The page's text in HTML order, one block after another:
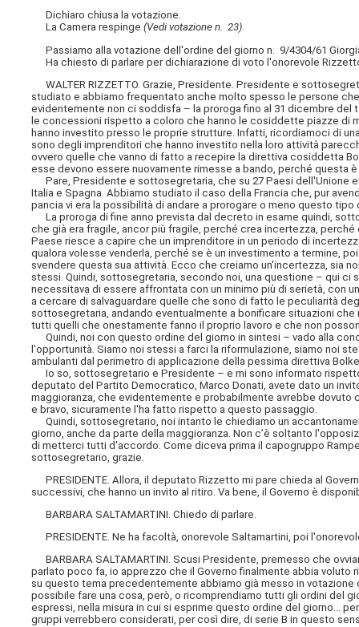
Dichiaro chiusa la votazione.
La Camera respinge(Vedi votazione n. 23).
Passiamo alla votazione dell'ordine del giorno n. 9/4304/61
Ha chiesto di parlare per dichiarazione di voto l'onorevole
WALTER RIZZETTO. Grazie, Presidente. Presidente e
studiato e abbiamo frequentato anche molto spesso le persone
evidentemente non ci soddisfa – la proroga fino al 31 dicembre
le concessioni rispetto a coloro che hanno le cosiddette piazze di
hanno investito presso le proprie strutture. Infatti, ricordiamoci di
sono degli imprenditori che hanno investito nella loro attività
ovvero quelle che vanno di fatto a recepire la direttiva cosiddetta
esse devono essere nuovamente rimesse a bando, perché questa
Pare, Presidente e sottosegretaria, che su 27 Paesi dell'Unione
Italia e Spagna. Abbiamo studiato il caso della Francia che, pur
pancia vi era la possibilità di andare a prorogare o meno questo
La proroga di fine anno prevista dal decreto in esame quindi,
che già era fragile, ancor più fragile, perché crea incertezza,
Paese riesce a capire che un imprenditore in un periodo di
qualora volesse venderla, perché se è un investimento a termine,
svendere questa sua attività. Ecco che creiamo un'incertezza, sia
stessi. Quindi, sottosegretaria, secondo noi, una questione – qui
necessitava di essere affrontata con un minimo più di serietà, con
a cercare di salvaguardare quelle che sono di fatto le peculiarità
sottosegretaria, andando eventualmente a bonificare situazioni
tutti quelli che onestamente fanno il proprio lavoro e che non
Quindi, noi con questo ordine del giorno in sintesi – vado alla
l'opportunità. Siamo noi stessi a farci la riformulazione, siamo noi
ambulanti dal perimetro di applicazione della pessima direttiva
Io so, sottosegretario e Presidente – e mi sono informato
deputato del Partito Democratico, Marco Donati, avete dato un
maggioranza, che evidentemente e probabilmente avrebbe
e bravo, sicuramente l'ha fatto rispetto a questo passaggio.
Quindi, sottosegretario, noi intanto le chiediamo un
giorno, anche da parte della maggioranza. Non c’è soltanto
di metterci tutti d'accordo. Come diceva prima il capogruppo
sottosegretario, grazie.
PRESIDENTE. Allora, il deputato Rizzetto mi pare chieda al
successivi, che hanno un invito al ritiro. Va bene, il Governo è
BARBARA SALTAMARTINI. Chiedo di parlare.
PRESIDENTE. Ne ha facoltà, onorevole Saltamartini, poi
BARBARA SALTAMARTINI. Scusi Presidente, premesso che
parlato poco fa, io apprezzo che il Governo finalmente abbia voluto
su questo tema precedentemente abbiamo già messo in
possibile fare una cosa, però, o ricomprendiamo tutti gli ordini del
espressi, nella misura in cui si esprime questo ordine del giorno...
gruppi verrebbero considerati, per così dire, di serie B in questo